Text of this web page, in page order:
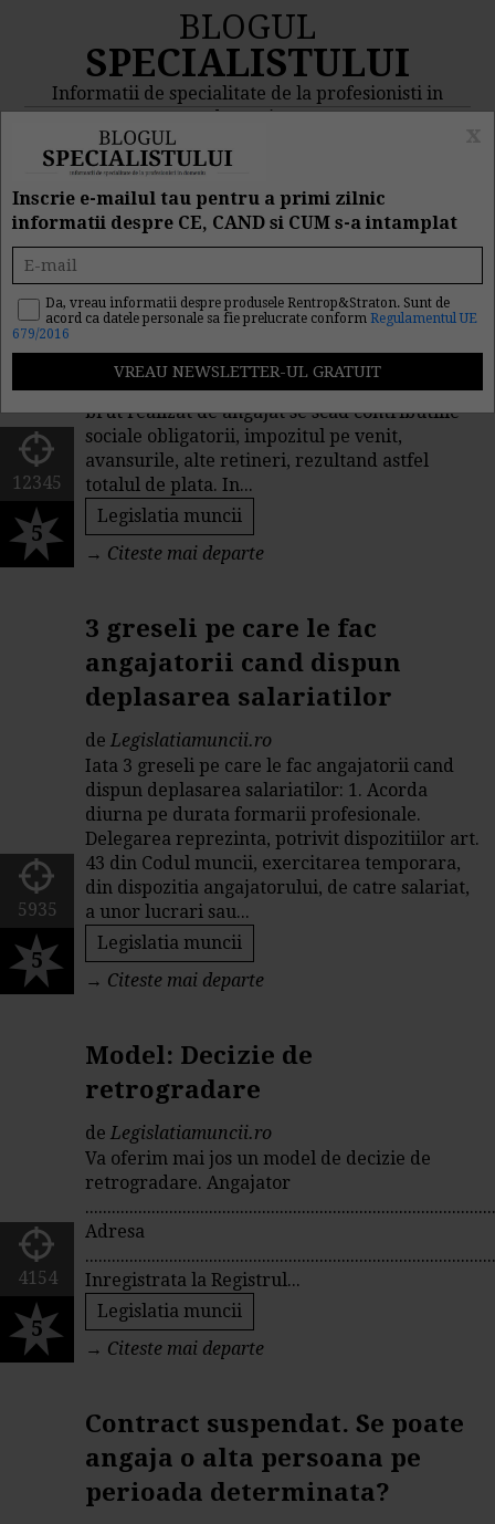
BLOGUL
SPECIALISTULUI
Informatii de specialitate de la profesionisti in
domeniu
MENIU
deLegislatiamuncii.ro
cuprinde salariul de baza, indemnizatiile,
sporurile, precum si alte adaosuri. Din venitul
brut realizat de angajat se scad contributiile
sociale obligatorii, impozitul pe venit,
avansurile, alte retineri, rezultand astfel
totalul de plata. In...
Legislatia muncii
→ Citeste mai departe
12345
5
3 greseli pe care le fac
angajatorii cand dispun
deplasarea salariatilor
deLegislatiamuncii.ro
Iata 3 greseli pe care le fac angajatorii cand
dispun deplasarea salariatilor: 1. Acorda
diurna pe durata formarii profesionale.
Delegarea reprezinta, potrivit dispozitiilor art.
43 din Codul muncii, exercitarea temporara,
din dispozitia angajatorului, de catre salariat,
a unor lucrari sau...
Legislatia muncii
→ Citeste mai departe
5935
5
Model: Decizie de
retrogradare
deLegislatiamuncii.ro
Va oferim mai jos un model de decizie de
retrogradare. Angajator
Adresa
Inregistrata la Registrul...
Legislatia muncii
→ Citeste mai departe
4154
5
Contract suspendat. Se poate
angaja o alta persoana pe
perioada determinata?
Inscrie e-mailul tau pentru a primi zilnic
informatii despre CE, CAND si CUM s-a intamplat
Da, vreau informatii despre produsele Rentrop&Straton. Sunt de
acord ca datele personale sa fie prelucrate conform Regulamentul UE
679/2016